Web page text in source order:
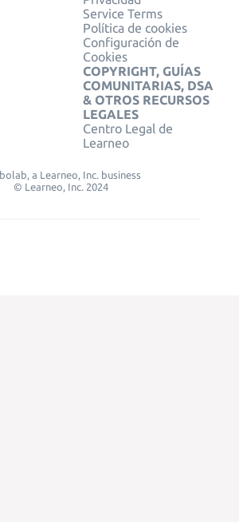
Service Terms
Política de cookies
Configuración de
Cookies
COPYRIGHT, GUÍAS
COMUNITARIAS, DSA
& OTROS RECURSOS
LEGALES
Centro Legal de
Learneo
a Learneo, Inc. business
© Learneo, Inc. 2024